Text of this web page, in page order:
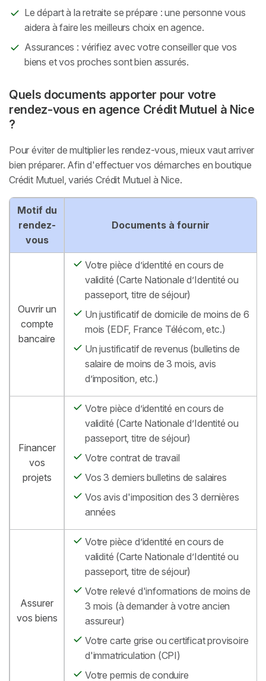
Le départ à la retraite se prépare : une personne vous
aidera à faire les meilleurs choix en agence.
Assurances : vérifiez avec votre conseiller que vos
biens et vos proches sont bien assurés.
Quels documents apporter pour votre
rendez-vous en agence Crédit Mutuel à Nice
?
Pour éviter de multiplier les rendez-vous, mieux vaut arriver
bien préparer. Afin d'effectuer vos démarches en boutique
Crédit Mutuel, variés Crédit Mutuel à Nice.
Motif du
rendez-
vous
Documents à fournir
Ouvrir un
compte
bancaire
Votre pièce d’identité en cours de
validité (Carte Nationale d’Identité ou
passeport, titre de séjour)
Un justificatif de domicile de moins de 6
mois (EDF, France Télécom, etc.)
Un justificatif de revenus (bulletins de
salaire de moins de 3 mois, avis
d’imposition, etc.)
Financer
vos
projets
Votre pièce d’identité en cours de
validité (Carte Nationale d’Identité ou
passeport, titre de séjour)
Votre contrat de travail
Vos 3 derniers bulletins de salaires
Vos avis d'imposition des 3 dernières
années
Assurer
vos biens
Votre pièce d’identité en cours de
validité (Carte Nationale d’Identité ou
passeport, titre de séjour)
Votre relevé d'informations de moins de
3 mois (à demander à votre ancien
assureur)
Votre carte grise ou certificat provisoire
d'immatriculation (CPI)
Votre permis de conduire